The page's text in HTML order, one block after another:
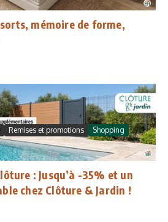
mémoire de forme,
Remises et promotions
Shopping
: Jusqu’à -35% et un
chez Clôture & Jardin !